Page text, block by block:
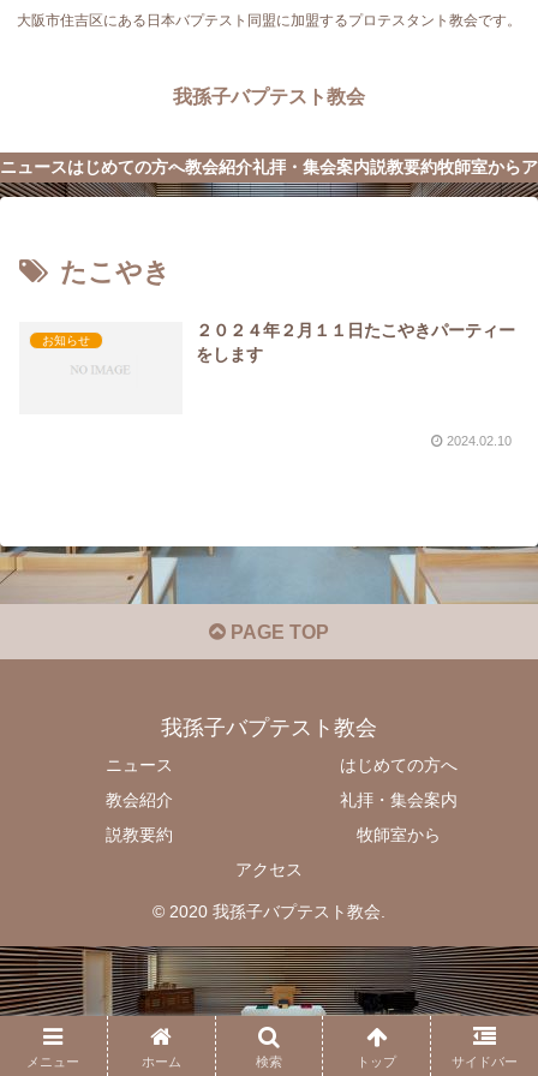
大阪市住吉区にある日本バプテスト同盟に加盟するプロテスタント教会です。
我孫子バプテスト教会
ニュースはじめての方へ教会紹介礼拝・集会案内説教要約牧師室から
たこやき
お知らせ
２０２４年２月１１日たこやきパーティー
をします
2024.02.10
PAGE TOP
我孫子バプテスト教会
ニュース
はじめての方へ
教会紹介
礼拝・集会案内
説教要約
牧師室から
アクセス
© 2020 我孫子バプテスト教会.
メニュー ホーム 検索 トップ サイドバー